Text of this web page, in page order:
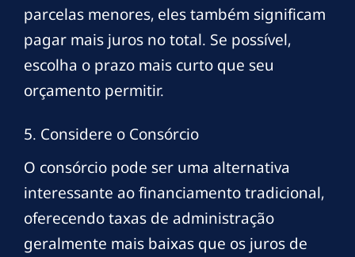
parcelas menores, eles também significam
pagar mais juros no total. Se possível,
escolha o prazo mais curto que seu
orçamento permitir.
5. Considere o Consórcio
O consórcio pode ser uma alternativa
interessante ao financiamento tradicional,
oferecendo taxas de administração
geralmente mais baixas que os juros de